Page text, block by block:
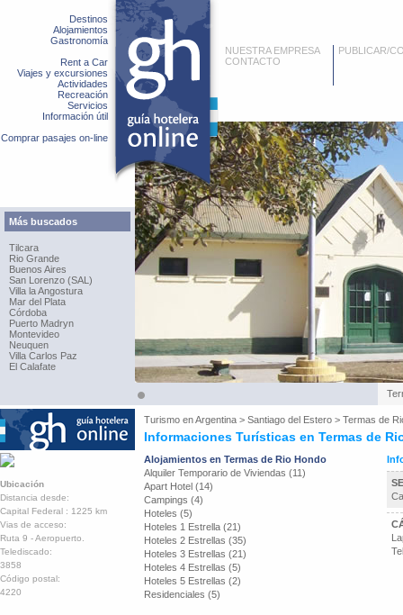
Destinos
Alojamientos
Gastronomía
Rent a Car
Viajes y excursiones
Actividades
Recreación
Servicios
Información útil
Comprar pasajes on-line
Más buscados
Tilcara
Rio Grande
Buenos Aires
San Lorenzo (SAL)
Villa la Angostura
Mar del Plata
Córdoba
Puerto Madryn
Montevideo
Neuquen
Villa Carlos Paz
El Calafate
NUESTRA EMPRESA
CONTACTO
PUBLICAR/
Turismo enArgentina > Santiago del Estero > Termas de
Informaciones Turísticas en Termas de
Ubicación
Distancia desde:
Capital Federal : 1225 km
Vias de acceso:
Ruta 9 - Aeropuerto.
Telediscado:
3858
Código postal:
4220
Alojamientos en Termas de Rio Hondo
Alquiler Temporario de Viviendas (11)
Apart Hotel (14)
Campings (4)
Hoteles (5)
Hoteles 1 Estrella (21)
Hoteles 2 Estrellas (35)
Hoteles 3 Estrellas (21)
Hoteles 4 Estrellas (5)
Hoteles 5 Estrellas (2)
Residenciales (5)